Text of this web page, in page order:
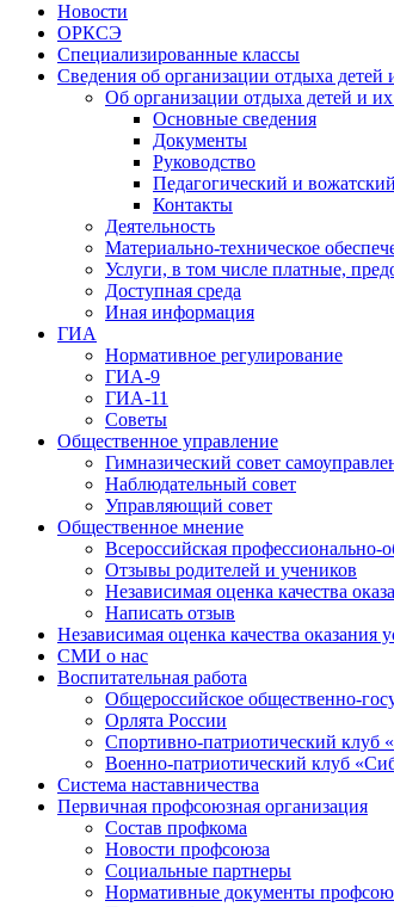
Новости
ОРКСЭ
Специализированные классы
Сведения об организации отдыха детей
Об организации отдыха детей и
Основные сведения
Документы
Руководство
Педагогический и
Контакты
Деятельность
Материально-техническое
Услуги, в том числе платные,
Доступная среда
Иная информация
ГИА
Нормативное регулирование
ГИА-9
ГИА-11
Советы
Общественное управление
Гимназический совет
Наблюдательный совет
Управляющий совет
Общественное мнение
Всероссийская профессионально-
Отзывы родителей и учеников
Независимая оценка качества
Написать отзыв
Независимая оценка качества оказания
СМИ о нас
Воспитательная работа
Общероссийское общественно-
Орлята России
Спортивно-патриотический
Военно-патриотический клуб
Система наставничества
Первичная профсоюзная организация
Состав профкома
Новости профсоюза
Социальные партнеры
Нормативные документы